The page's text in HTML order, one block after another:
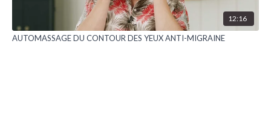
12:16
AUTOMASSAGE DU CONTOUR DES YEUX ANTI-MIGRAINE